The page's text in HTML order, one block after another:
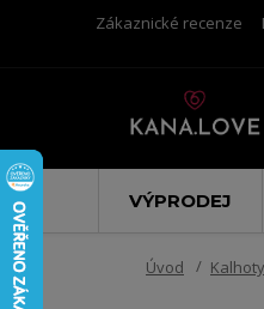
Zákaznické recenze
VÝPRODEJ
Úvod